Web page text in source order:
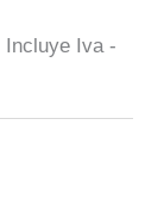
Incluye Iva -